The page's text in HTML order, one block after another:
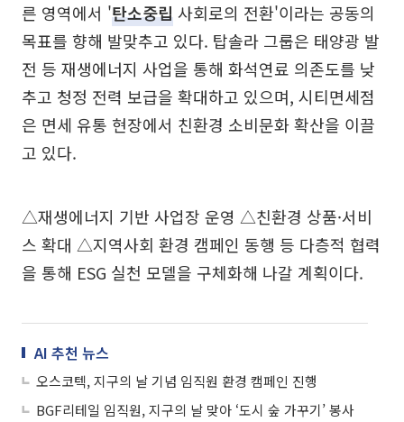
른 영역에서 '탄소중립사회로의 전환'이라는 공동의
목표를 향해 발맞추고 있다. 탑솔라 그룹은 태양광 발
전 등 재생에너지 사업을 통해 화석연료 의존도를 낮
추고 청정 전력 보급을 확대하고 있으며, 시티면세점
은 면세 유통 현장에서 친환경 소비문화 확산을 이끌
고 있다.
△재생에너지 기반 사업장 운영 △친환경 상품·서비
스 확대 △지역사회 환경 캠페인 동행 등 다층적 협력
을 통해 ESG 실천 모델을 구체화해 나갈 계획이다.
AI 추천 뉴스
오스코텍, 지구의 날 기념 임직원 환경 캠페인 진행
BGF리테일 임직원, 지구의 날 맞아 ‘도시 숲 가꾸기’ 봉사